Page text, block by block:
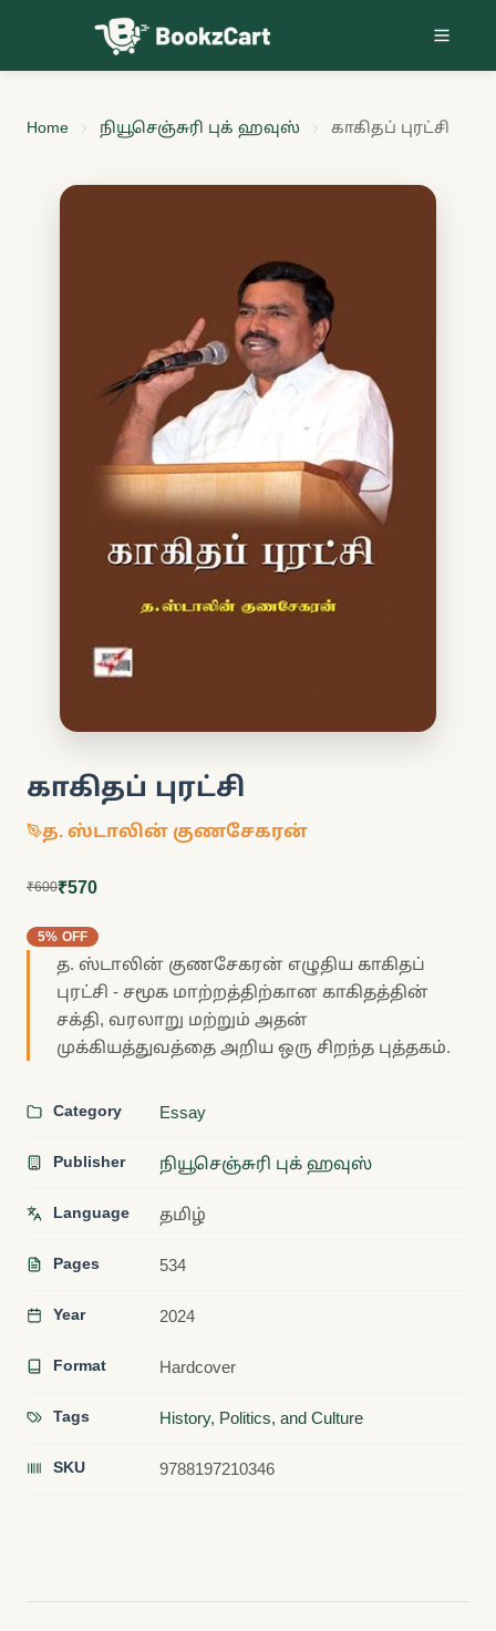
Skip to content
Home நியூசெஞ்சுரி புக் ஹவுஸ் காகிதப் புரட்சி
காகிதப் புரட்சி
த. ஸ்டாலின் குணசேகரன்
₹600₹570
5% OFF
த. ஸ்டாலின் குணசேகரன் எழுதிய காகிதப்
புரட்சி - சமூக மாற்றத்திற்கான காகிதத்தின்
சக்தி, வரலாறு மற்றும் அதன்
முக்கியத்துவத்தை அறிய ஒரு சிறந்த புத்தகம்.
Category Essay
Publisher நியூசெஞ்சுரி புக் ஹவுஸ்
Language தமிழ்
Pages 534
Year 2024
Format Hardcover
Tags History, Politics, and Culture
SKU 9788197210346